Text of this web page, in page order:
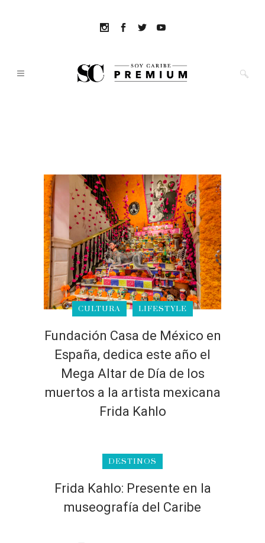
CULTURA LIFESTYLE
Fundación Casa de México en
España, dedica este año el
Mega Altar de Día de los
muertos a la artista mexicana
Frida Kahlo
DESTINOS
Frida Kahlo: Presente en la
museografía del Caribe